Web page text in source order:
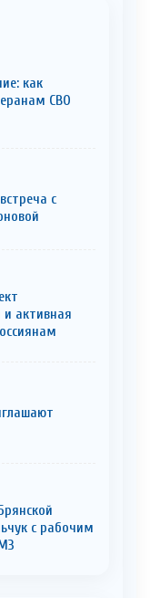
как
СВО
с
активная
с рабочим